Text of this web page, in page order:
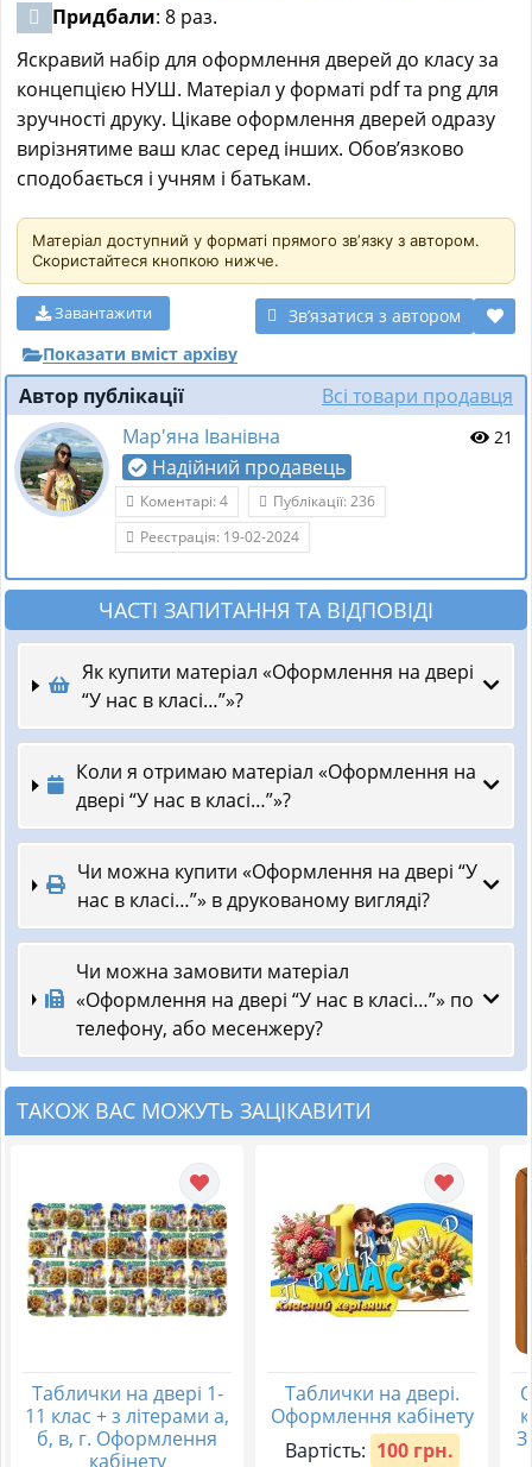
Придбали: 8 раз.
Яскравий набір для оформлення дверей до класу за
концепцією НУШ. Матеріал у форматі pdf та png для
зручності друку. Цікаве оформлення дверей одразу
вирізнятиме ваш клас серед інших. Обов’язково
сподобається і учням і батькам.
Матеріал доступний у форматі прямого звʼязку з автором.
Скористайтеся кнопкою нижче.
Звʼязатися з автором
Завантажити
Показати вміст архіву
Автор публікації
Всі товари продавця
Мар'яна Іванівна
Надійний продавець
21
Коментарі: 4
Публікації: 236
Реєстрація: 19-02-2024
ЧАСТІ ЗАПИТАННЯ ТА ВІДПОВІДІ
Як купити матеріал «Оформлення на двері
“У нас в класі…”»?
Коли я отримаю матеріал «Оформлення на
двері “У нас в класі…”»?
Чи можна купити «Оформлення на двері “У
нас в класі…”» в друкованому вигляді?
Чи можна замовити матеріал
«Оформлення на двері “У нас в класі…”» по
телефону, або месенжеру?
ТАКОЖ ВАС МОЖУТЬ ЗАЦІКАВИТИ
Таблички на двері 1-
11 клас + з літерами а,
б, в, г. Оформлення
кабінету
Таблички на двері.
Оформлення кабінету
Вартість: 100 грн.